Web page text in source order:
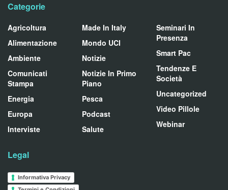
Categorie
Agricoltura
Alimentazione
Ambiente
Comunicati
Stampa
Energia
Europa
Interviste
Made In Italy
Mondo UCI
Notizie
Notizie In Primo
Piano
Pesca
Podcast
Salute
Seminari In
Presenza
Smart Pac
Tendenze E
Società
Uncategorized
Video Pillole
Webinar
Legal
Informativa Privacy